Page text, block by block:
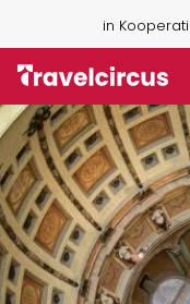
in